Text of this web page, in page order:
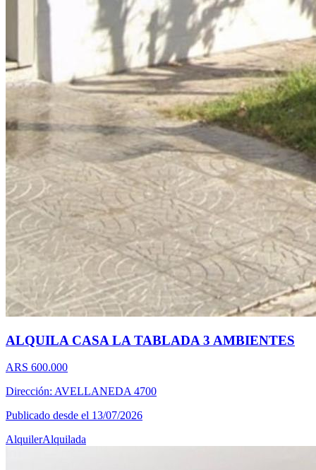
ALQUILA CASA LA TABLADA 3 AMBIENTES
ARS 600.000
Dirección: AVELLANEDA 4700
Publicado desde el 13/07/2026
AlquilerAlquilada